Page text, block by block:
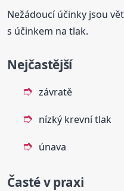
Nežádoucí účinky jsou
s účinkem na tlak.
Nejčastější
závratě
nízký krevní tlak
únava
Časté v praxi